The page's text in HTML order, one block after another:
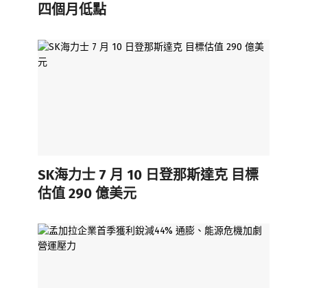
四個月低點
SK海力士 7 月 10 日登那斯達克 目標
估值 290 億美元